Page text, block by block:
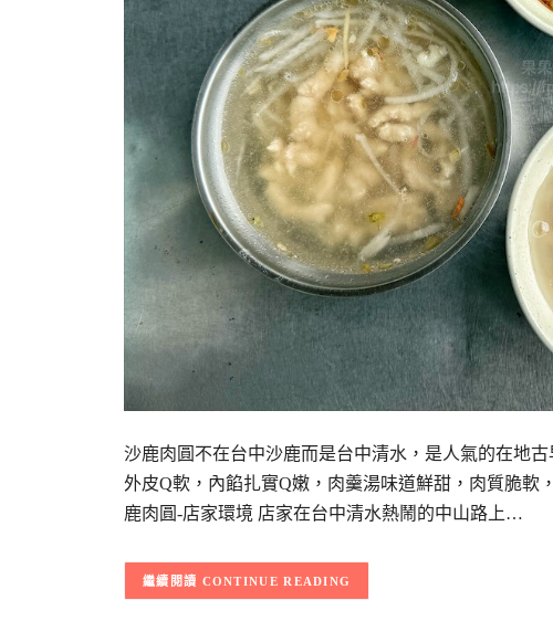
沙鹿肉圓不在台中沙鹿而是台中清水，是人氣的在地
外皮Q軟，內餡扎實Q嫩，肉羹湯味道鮮甜，肉質脆
鹿肉圓-店家環境 店家在台中清水熱鬧的中山路上…
CONTINUE READING